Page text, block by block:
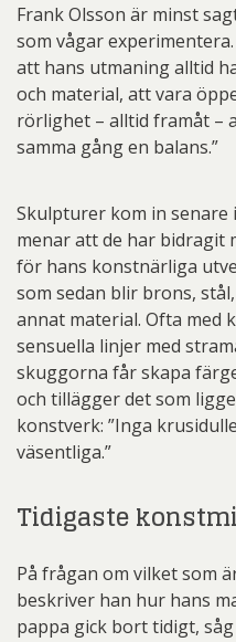
Frank Olsson är minst
som vågar
att hans utmaning alltid
och material, att vara
rörlighet – alltid framåt –
samma gång en balans.”
Skulpturer kom in senare
menar att de har bidragit
för hans konstnärliga
som sedan blir brons,
annat material. Ofta med
sensuella linjer med
skuggorna får skapa
och tillägger det som
konstverk: ”Inga
väsentliga.”
Tidigaste
På frågan om vilket som
beskriver han hur hans
pappa gick bort tidigt,